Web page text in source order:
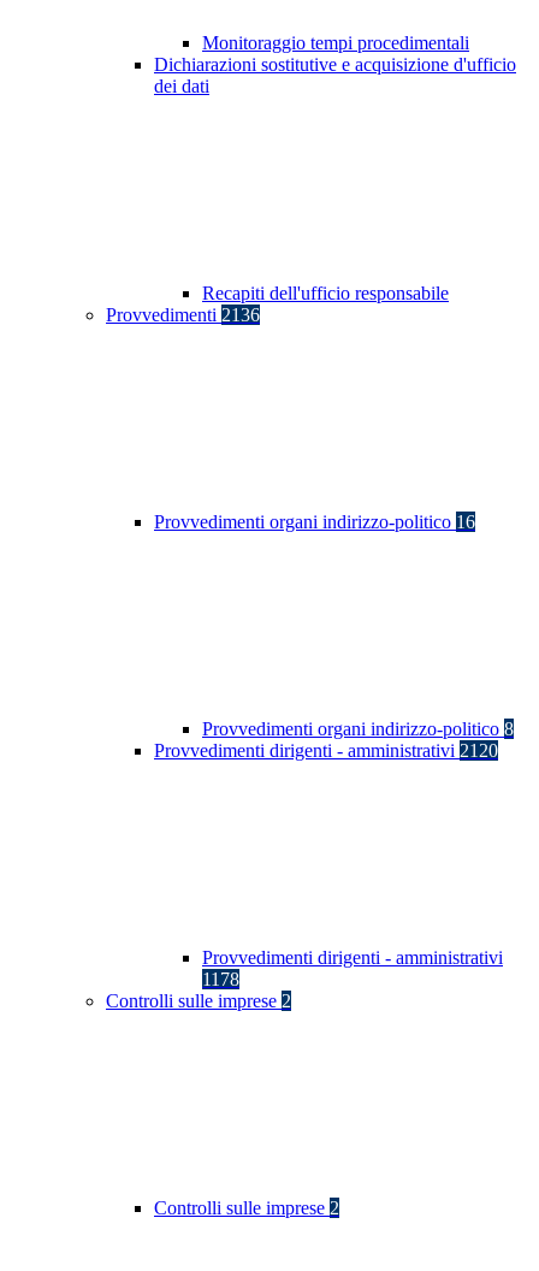
Monitoraggio tempi procedimentali
Dichiarazioni sostitutive e acquisizione d'ufficio
dei dati
Recapiti dell'ufficio responsabile
Provvedimenti 2136
Provvedimenti organi indirizzo-politico 16
Provvedimenti organi indirizzo-politico 8
Provvedimenti dirigenti - amministrativi 2120
Provvedimenti dirigenti - amministrativi
1178
Controlli sulle imprese 2
Controlli sulle imprese 2